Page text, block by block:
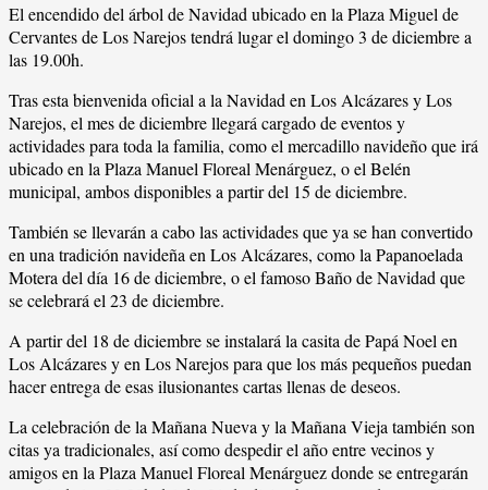
El encendido del árbol de Navidad ubicado en la Plaza Miguel de
Cervantes de Los Narejos tendrá lugar el domingo 3 de diciembre a
las 19.00h.
Tras esta bienvenida oficial a la Navidad en Los Alcázares y Los
Narejos, el mes de diciembre llegará cargado de eventos y
actividades para toda la familia, como el mercadillo navideño que irá
ubicado en la Plaza Manuel Floreal Menárguez, o el Belén
municipal, ambos disponibles a partir del 15 de diciembre.
También se llevarán a cabo las actividades que ya se han convertido
en una tradición navideña en Los Alcázares, como la Papanoelada
Motera del día 16 de diciembre, o el famoso Baño de Navidad que
se celebrará el 23 de diciembre.
A partir del 18 de diciembre se instalará la casita de Papá Noel en
Los Alcázares y en Los Narejos para que los más pequeños puedan
hacer entrega de esas ilusionantes cartas llenas de deseos.
La celebración de la Mañana Nueva y la Mañana Vieja también son
citas ya tradicionales, así como despedir el año entre vecinos y
amigos en la Plaza Manuel Floreal Menárguez donde se entregarán